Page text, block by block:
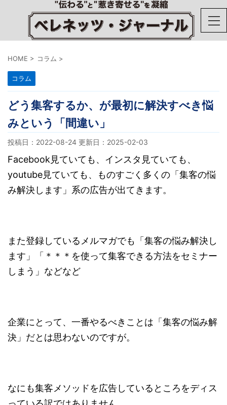
HOME > コラム >
コラム
どう集客するか、が最初に解決すべき悩
みという「間違い」
投稿日：2022-08-24 更新日： 2025-02-03
Facebook見ていても、インスタ見ていても、
youtube見ていても、ものすごく多くの「集客の悩
み解決します」系の広告が出てきます。
また登録しているメルマガでも「集客の悩み解決し
ます」「＊＊＊を使って集客できる方法をセミナー
しまう」などなど
企業にとって、一番やるべきことは「集客の悩み解
決」だとは思わないのですが。
なにも集客メソッドを広告しているところをディス